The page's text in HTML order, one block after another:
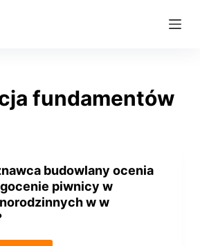
fundamentów
budowlany ocenia
piwnicy w
w w